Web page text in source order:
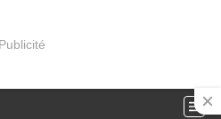
Publicité